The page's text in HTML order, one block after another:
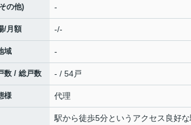
の他) -
/月額 -/-
域 -
数 / 総戸数 - / 54戸
様 代理
駅から徒歩5分というアクセス良好な